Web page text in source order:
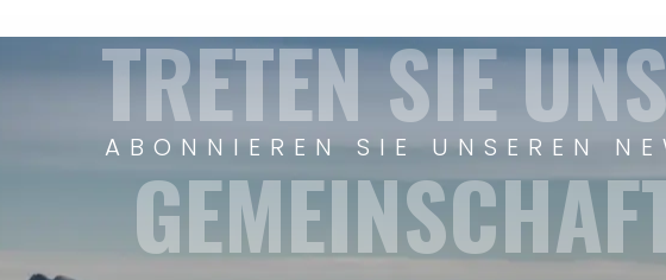
ABONNIEREN SIE UNSEREN
TRETEN SIE